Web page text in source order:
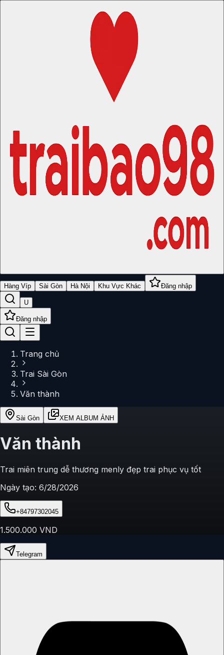
Hàng Víp Sài Gòn Hà Nội Khu Vực Khác Đăng nhập
U
Đăng nhập
Trang chủ
Trai Sài Gòn
Văn thành
Sài Gòn XEM ALBUM ẢNH
Văn thành
Trai miên trung dễ thương menly đẹp trai phục vụ tốt
Ngày tạo: 6/28/2026
+84797302045
1.500.000 VND
Telegram